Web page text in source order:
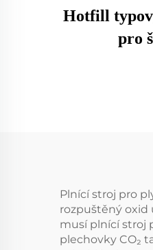
Hotfill
pro
Plnící stroj pro
rozpuštěný oxid
musí plnící stroj
plechovky CO₂